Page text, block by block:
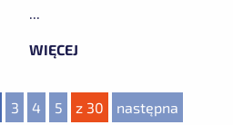
...
WIĘCEJ
3 4 5 z 30 następna